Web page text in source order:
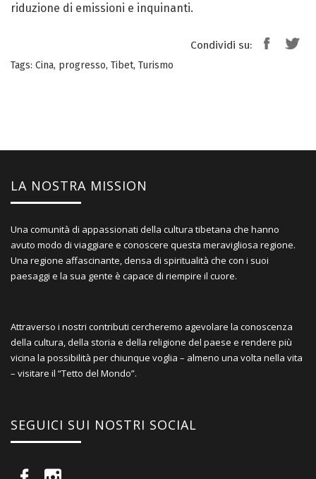
riduzione di emissioni e inquinanti.
Condividi su:
Tags: Cina, progresso, Tibet, Turismo
LA NOSTRA MISSION
Una comunità di appassionati della cultura tibetana che hanno
avuto modo di viaggiare e conoscere questa meravigliosa regione.
Una regione affascinante, densa di spiritualità che con i suoi
paesaggi e la sua gente è capace di riempire il cuore.
Attraverso i nostri contributi cercheremo agevolare la conoscenza
della cultura, della storia e della religione del paese e rendere più
vicina la possibilità per chiunque voglia – almeno una volta nella vita
– visitare il “Tetto del Mondo”.
SEGUICI SUI NOSTRI SOCIAL